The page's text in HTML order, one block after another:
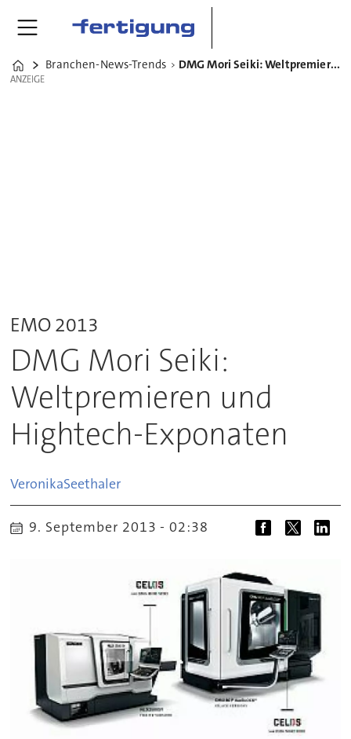
Home
Branchen-News-Trends DMG Mori Seiki: Weltpremieren und Hightech-Exponaten
ANZEIGE
ANZEIGE
EMO 2013
DMG Mori Seiki:
Weltpremieren und
Hightech-Exponaten
VeronikaSeethaler
9. September 2013 - 02:38